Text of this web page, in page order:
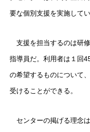
要な個別支援を実施してい
支援を担当するのは研
指導員だ。利用者は１回
の希望するものについて
受けることができる。
センターの掲げる理念